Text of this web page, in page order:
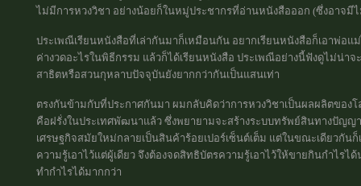
ไม่มีการหวงวิชา อย่างน้อยก็ในหมู่ประชากรที่อ่านหนังสือออก (ซึ่งอาจมี
ประเพณีเรียนหนังสือที่เล่ากันมาก็เหมือนกัน อยากเรียนหนังสือก็เอาพ่อ
ค่างวดอะไรในพิธีกรรม แล้วก็ได้เรียนหนังสือ ประเพณีอย่างนี้ฟังดูไม่น่า
สาธิตหรือสวนกุหลาบปัจจุบันยังยากกว่ากันเป็นแสนเท่า
ตรงกันข้ามกับที่ประกาศกันมา ผมกลับคิดว่าการหวงวิชาเป็นผลผลิตของ
คือฝรั่งในประเทศพัฒนาแล้ว ซึ่งพยายามจะสร้างระบบทรัพย์สินทางปัญญ
เศรษฐกิจสมัยใหม่กลายเป็นสินค้าร้อยเปอร์เซ็นต์เต็ม แต่ในขณะเดียวกั
ความรู้เอาไว้แต่ผู้เดียว จึงต้องจดสิทธิบัตรความรู้เอาไว้ให้ขายกินกำไร
ทำกำไรได้มากกว่า